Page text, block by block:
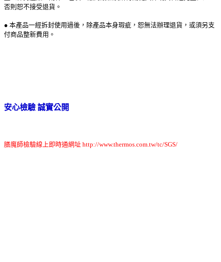
否則恕不接受退貨。
● 本產品一經拆封使用過後，除產品本身瑕疵，恕無法辦理退貨，或須另支
付商品整新費用。
安心檢驗 誠實公開
膳魔師檢驗線上即時通網址 http://www.thermos.com.tw/tc/SGS/